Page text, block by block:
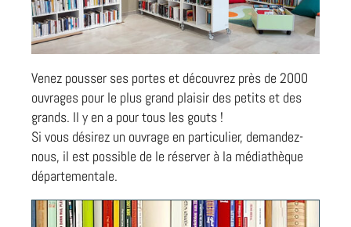
Venez pousser ses portes et découvrez près de 2000
ouvrages pour le plus grand plaisir des petits et des
grands. Il y en a pour tous les gouts !
Si vous désirez un ouvrage en particulier, demandez-
nous, il est possible de le réserver à la médiathèque
départementale.